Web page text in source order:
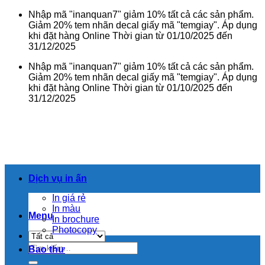
Nhập mã "inanquan7" giảm 10% tất cả các sản phẩm.
Giảm 20% tem nhãn decal giấy mã "temgiay". Áp dụng
khi đặt hàng Online Thời gian từ 01/10/2025 đến
31/12/2025
Nhập mã "inanquan7" giảm 10% tất cả các sản phẩm.
Giảm 20% tem nhãn decal giấy mã "temgiay". Áp dụng
khi đặt hàng Online Thời gian từ 01/10/2025 đến
31/12/2025
Menu
Tìm
kiếm:
Dịch vụ in ấn
In giá rẻ
In màu
In brochure
Photocopy
Bao thư